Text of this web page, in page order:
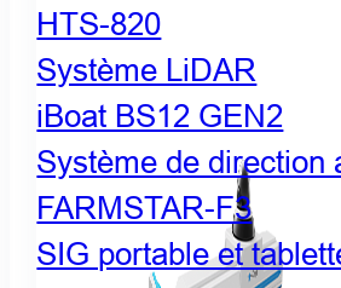
HTS-820
Système LiDAR
iBoat BS12 GEN2
Système de direction
FARMSTAR-F3
SIG portable et